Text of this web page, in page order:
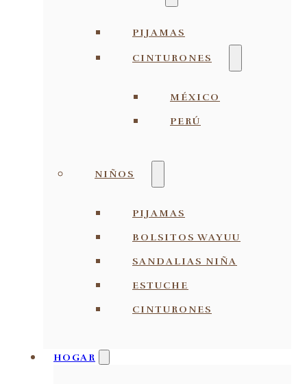
PIJAMAS
CINTURONES
MÉXICO
PERÚ
NIÑOS
PIJAMAS
BOLSITOS WAYUU
SANDALIAS NIÑA
ESTUCHE
CINTURONES
HOGAR